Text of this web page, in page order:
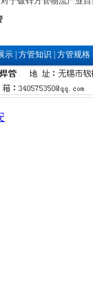
示| 方管知识 方管规格